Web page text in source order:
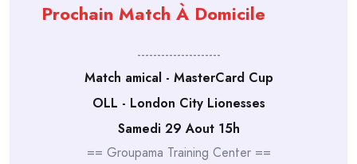
Prochain Match À Domicile
---------------------
Match amical - MasterCard Cup
OLL - London City Lionesses
Samedi 29 Aout 15h
== Groupama Training Center ==